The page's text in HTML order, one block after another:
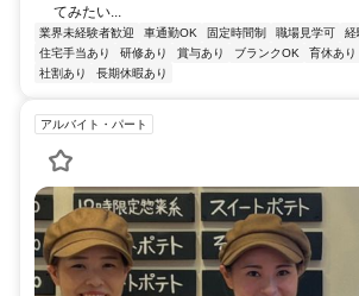
てみたい...
業界未経験者歓迎 車通勤OK 固定時間制 職場見学可 経
住宅手当あり
研修あり 賞与あり ブランクOK 育休あり
社割あり
長期休暇あり
アルバイト・パート